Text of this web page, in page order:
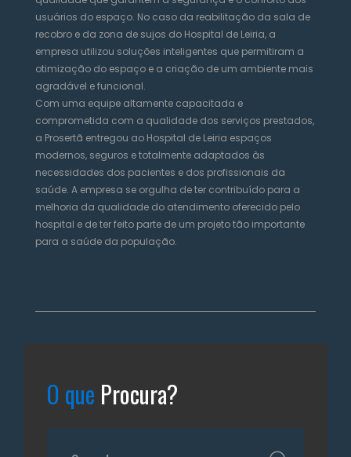
usuários do espaço. No caso da reabilitação da sala de
recobro e da zona de sujos do Hospital de Leiria, a
empresa utilizou soluções inteligentes que permitiram a
otimização do espaço e a criação de um ambiente mais
agradável e funcional.
Com uma equipe altamente capacitada e
comprometida com a qualidade dos serviços prestados,
a Prosertã entregou ao Hospital de Leiria espaços
modernos, seguros e totalmente adaptados às
necessidades dos pacientes e dos profissionais da
saúde. A empresa se orgulha de ter contribuído para a
melhoria da qualidade do atendimento oferecido pelo
hospital e de ter feito parte de um projeto tão importante
para a saúde da população.
O que Procura?